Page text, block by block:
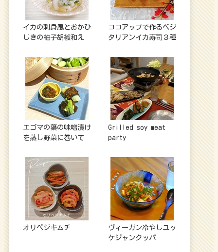
イカの刺身風とおかひ
じきの柚子胡椒和え
ココアップで作るベジ
タリアンイカ寿司３種
エゴマの葉の味噌漬け
を蒸し野菜に巻いて
Grilled soy meat
party
オリベジキムチ
ヴィーガン冷やしユッ
ケジャンクッパ